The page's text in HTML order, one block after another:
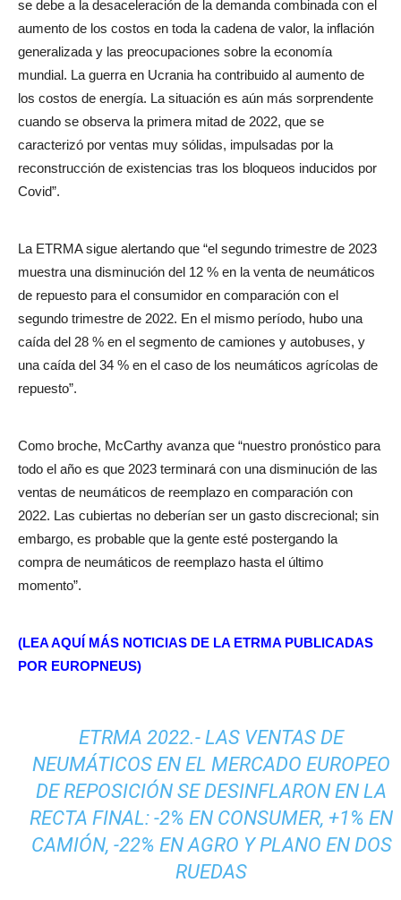
se debe a la desaceleración de la demanda combinada con el
aumento de los costos en toda la cadena de valor, la inflación
generalizada y las preocupaciones sobre la economía
mundial. La guerra en Ucrania ha contribuido al aumento de
los costos de energía. La situación es aún más sorprendente
cuando se observa la primera mitad de 2022, que se
caracterizó por ventas muy sólidas, impulsadas por la
reconstrucción de existencias tras los bloqueos inducidos por
Covid”.
La ETRMA sigue alertando que “el segundo trimestre de 2023
muestra una disminución del 12 % en la venta de neumáticos
de repuesto para el consumidor en comparación con el
segundo trimestre de 2022. En el mismo período, hubo una
caída del 28 % en el segmento de camiones y autobuses, y
una caída del 34 % en el caso de los neumáticos agrícolas de
repuesto”.
Como broche, McCarthy avanza que “nuestro pronóstico para
todo el año es que 2023 terminará con una disminución de las
ventas de neumáticos de reemplazo en comparación con
2022. Las cubiertas no deberían ser un gasto discrecional; sin
embargo, es probable que la gente esté postergando la
compra de neumáticos de reemplazo hasta el último
momento”.
(LEA AQUÍ MÁS NOTICIAS DE LA ETRMA PUBLICADAS
POR EUROPNEUS)
ETRMA 2022.- LAS VENTAS DE
NEUMÁTICOS EN EL MERCADO EUROPEO
DE REPOSICIÓN SE DESINFLARON EN LA
RECTA FINAL: -2% EN CONSUMER, +1% EN
CAMIÓN, -22% EN AGRO Y PLANO EN DOS
RUEDAS